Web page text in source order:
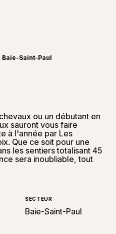
Baie-Saint-Paul
ou un débutant en
sauront vous faire
à l'année par Les
Que ce soit pour une
les sentiers totalisant 45
sera inoubliable, tout
SECTEUR
Baie-Saint-Paul